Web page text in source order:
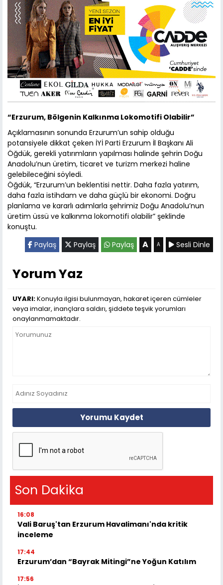
“Erzurum, Bölgenin Kalkınma Lokomotifi Olabilir”
Açıklamasının sonunda Erzurum’un sahip olduğu
potansiyele dikkat çeken İYİ Parti Erzurum İl Başkanı Ali
Öğdük, gerekli yatırımların yapılması halinde şehrin Doğu
Anadolu’nun üretim, ticaret ve turizm merkezi haline
gelebileceğini söyledi.
Öğdük, “Erzurum’un beklentisi nettir. Daha fazla yatırım,
daha fazla istihdam ve daha güçlü bir ekonomi. Doğru
planlama ve kararlı adımlarla şehrimiz Doğu Anadolu’nun
üretim üssü ve kalkınma lokomotifi olabilir” şeklinde
konuştu.
Paylaş
Paylaş Paylaş A A Sesli Dinle
Yorum Yaz
UYARI:Konuyla ilgisi bulunmayan, hakaret içeren cümleler
veya imalar, inançlara saldırı, şiddete teşvik yorumları
onaylanmamaktadır.
Yorumu Kaydet
Son Dakika
16:08
Vali Baruş'tan Erzurum Havalimanı'nda kritik
inceleme
17:44
Erzurum’dan “Bayrak Mitingi”ne Yoğun Katılım
17:56